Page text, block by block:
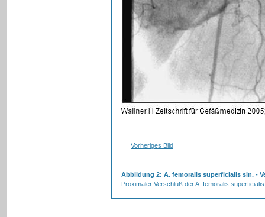
Vorheriges Bild
Abbildung 2: A. femoralis superficialis sin. -
Proximaler Verschluß der A. femoralis